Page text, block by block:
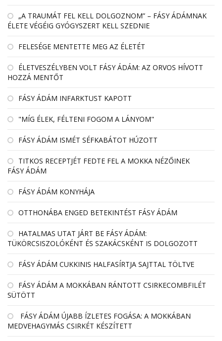
„A TRAUMÁT FEL KELL DOLGOZNOM” – FÁSY ÁDÁMNAK
ÉLETE VÉGÉIG GYÓGYSZERT KELL SZEDNIE
FELESÉGE MENTETTE MEG AZ ÉLETÉT
ÉLETVESZÉLYBEN VOLT FÁSY ÁDÁM: AZ ORVOS HÍVOTT
HOZZÁ MENTŐT
FÁSY ÁDÁM INFARKTUST KAPOTT
"MÍG ÉLEK, FÉLTENI FOGOM A LÁNYOM"
FÁSY ÁDÁM ISMÉT SÉFKABÁTOT HÚZOTT
TITKOS RECEPTJÉT FEDTE FEL A MOKKA NÉZŐINEK
FÁSY ÁDÁM
FÁSY ÁDÁM KONYHÁJA
OTTHONÁBA ENGED BETEKINTÉST FÁSY ÁDÁM
HATALMAS UTAT JÁRT BE FÁSY ÁDÁM:
TÜKÖRCSISZOLÓKÉNT ÉS SZAKÁCSKÉNT IS DOLGOZOTT
FÁSY ÁDÁM CUKKINIS HALFASÍRTJA SAJTTAL TÖLTVE
FÁSY ÁDÁM A MOKKÁBAN RÁNTOTT CSIRKECOMBFILÉT
SÜTÖTT
FÁSY ÁDÁM ÚJABB ÍZLETES FOGÁSA: A MOKKÁBAN
MEDVEHAGYMÁS CSIRKÉT KÉSZÍTETT